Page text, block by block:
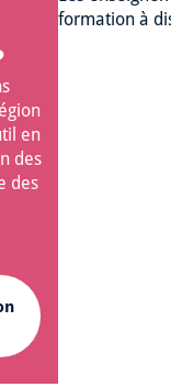
en
des
des
formation à